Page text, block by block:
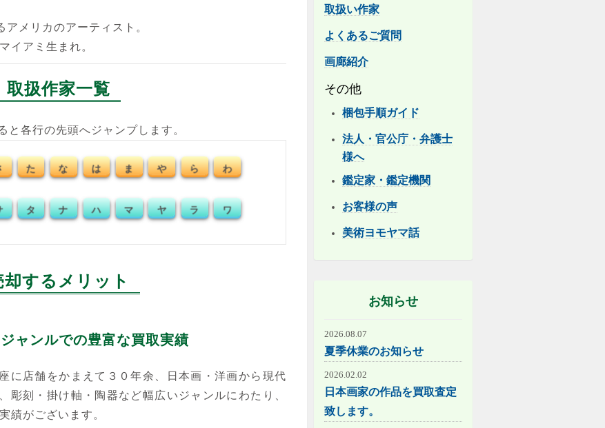
メリカのアーティスト。
イアミ生まれ。
取扱作家一覧
各行の先頭へジャンプします。
た な は ま や ら わ
タ ナ ハ マ ヤ ラ ワ
却するメリット
ャンルでの豊富な買取実績
に店舗をかまえて３０年余、日本画・洋画から現代
彫刻・掛け軸・陶器など幅広いジャンルにわたり、
績がございます。
取扱い作家
よくあるご質問
画廊紹介
その他
梱包手順ガイド
法人・官公庁・弁護士
様へ
鑑定家・鑑定機関
お客様の声
美術ヨモヤマ話
お知らせ
2026.08.07
夏季休業のお知らせ
2026.02.02
日本画家の作品を買取査定
致します。